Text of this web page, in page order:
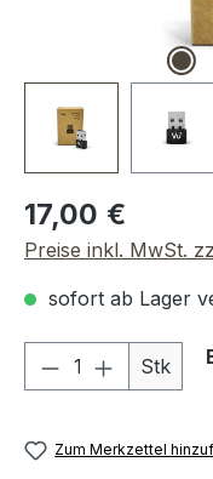
Regulärer Preis:
17,00 €
Preise inkl. MwSt.
sofort ab Lager
ProduktStk
Zum Merkzettel